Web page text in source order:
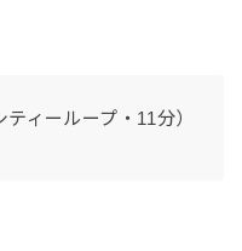
ィーループ・11分）